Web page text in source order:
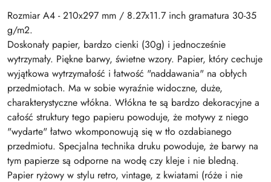
Rozmiar A4 - 210x297 mm / 8.27x11.7 inch gramatura 30-35
g/m2.
Doskonały papier, bardzo cienki (30g) i jednocześnie
wytrzymały. Piękne barwy, świetne wzory. Papier, który cechuje
wyjątkowa wytrzymałość i łatwość "naddawania" na obłych
przedmiotach. Ma w sobie wyraźnie widoczne, duże,
charakterystyczne włókna. Włókna te są bardzo dekoracyjne a
całość struktury tego papieru powoduje, że motywy z niego
"wydarte" łatwo wkomponowują się w tło ozdabianego
przedmiotu. Specjalna technika druku powoduje, że barwy na
tym papierze są odporne na wodę czy kleje i nie bledną.
Papier ryżowy w stylu retro, vintage, z kwiatami (róże i nie